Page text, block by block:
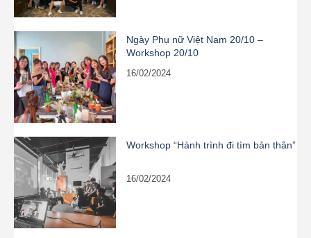
Ngày Phụ nữ Việt Nam 20/10 –
Workshop 20/10
16/02/2024
Workshop “Hành trình đi tìm bản thân”
16/02/2024